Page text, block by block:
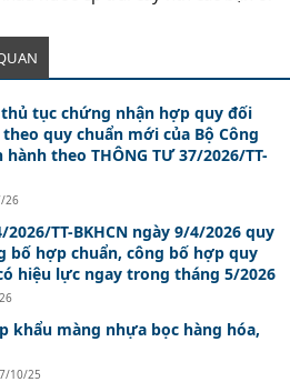
tục chứng nhận hợp quy đối
quy chuẩn mới của Bộ Công
theo THÔNG TƯ 37/2026/TT-
26
TT-BKHCN ngày 9/4/2026 quy
bố hợp chuẩn, công bố hợp quy
hiệu lực ngay trong tháng 5/2026
khẩu màng nhựa bọc hàng hóa,
10/25